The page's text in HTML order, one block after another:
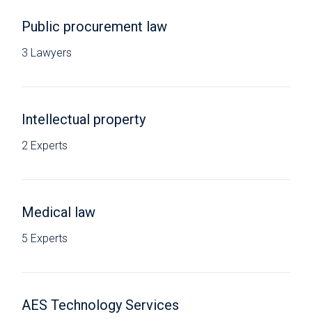
Public procurement law
3 Lawyers
Intellectual property
2 Experts
Medical law
5 Experts
AES Technology Services